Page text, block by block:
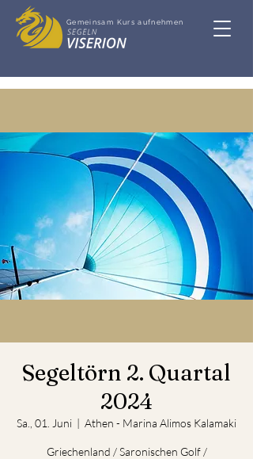
Gemeinsam Kurs aufnehmen
Segeltörn 2. Quartal
2024
Sa., 01. Juni
  |
Athen - Marina Alimos Kalamaki
Griechenland / Saronischen Golf /